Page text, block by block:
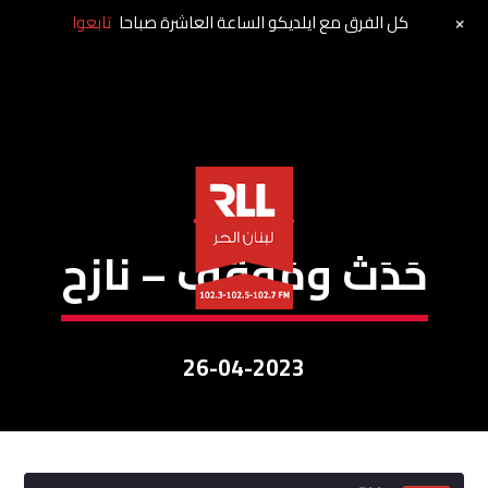
حَدَثٌ ومَوقِف
حَدَث ومَوقِف – نازح
26-04-2023
كل الفرق مع ايلديكو الساعة العاشرة صباحا تابعوا +